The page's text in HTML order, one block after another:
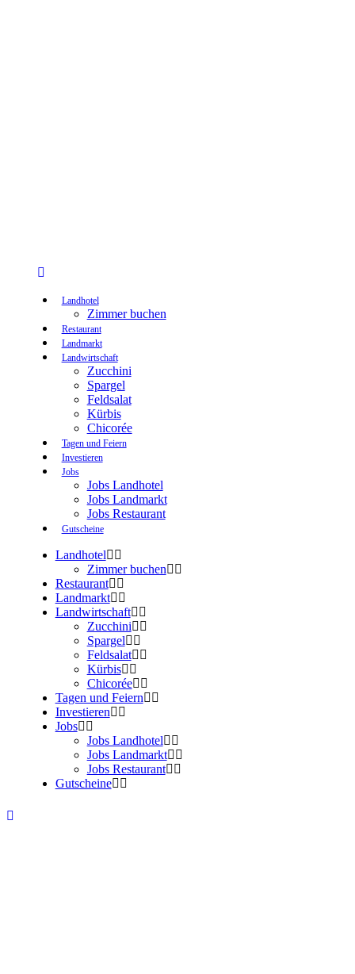
Landhotel
Zimmer buchen
Restaurant
Landmarkt
Landwirtschaft
Zucchini
Spargel
Feldsalat
Kürbis
Chicorée
Tagen und Feiern
Investieren
Jobs
Jobs Landhotel
Jobs Landmarkt
Jobs Restaurant
Gutscheine
Landhotel
Zimmer buchen
Restaurant
Landmarkt
Landwirtschaft
Zucchini
Spargel
Feldsalat
Kürbis
Chicorée
Tagen und Feiern
Investieren
Jobs
Jobs Landhotel
Jobs Landmarkt
Jobs Restaurant
Gutscheine